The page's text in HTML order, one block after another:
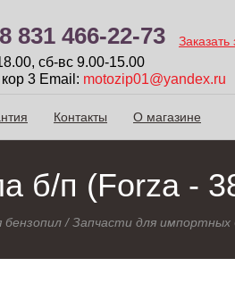
8 831 466-22-73 Заказать
сб-вc 9.00-15.00
3 Email: motozip01@yandex.ru
Контакты О магазине
б/п (Forza -
бензопил /Запчасти для импортных